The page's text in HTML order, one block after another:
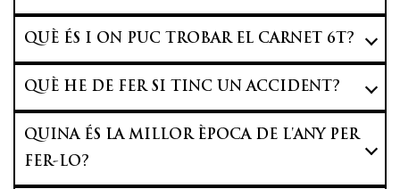
QUÈ ÉS I ON PUC TROBAR EL CARNET 6T?
QUÈ HE DE FER SI TINC UN ACCIDENT?
QUINA ÉS LA MILLOR ÈPOCA DE L'ANY PER
FER-LO?